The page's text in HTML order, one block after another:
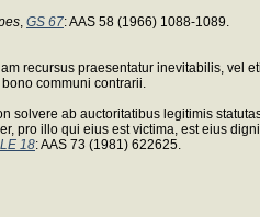
GS 67: AAS 58 (1966) 1088-1089.
recursus praesentatur inevitabilis, vel
communi contrarii.
solvere ab auctoritatibus legitimis
pro illo qui eius est victima, est eius
LE 18: AAS 73 (1981) 622625.